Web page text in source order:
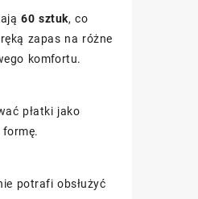
60 sztuk, co
zapas na różne
komfortu.
płatki jako
potrafi obsłużyć